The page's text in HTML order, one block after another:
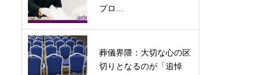
プロ…
葬儀界隈：大切な心の区
切りとなるのが「追悼